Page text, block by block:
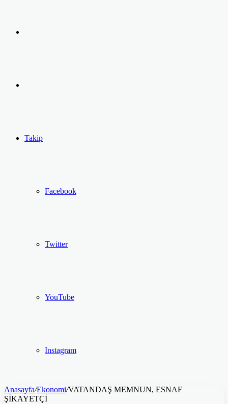
...
Ol
Takip
Facebook
Twitter
YouTube
Instagram
Anasayfa/Ekonomi/VATANDAŞ MEMNUN, ESNAF
ŞİKAYETÇİ